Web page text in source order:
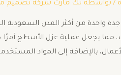
/ بواسطة تك مارت شركة تصميم
واحدة من أكثر المدن السعودية
مما يجعل عملية عزل الأسطح أمرًا
بالإضافة إلى المواد